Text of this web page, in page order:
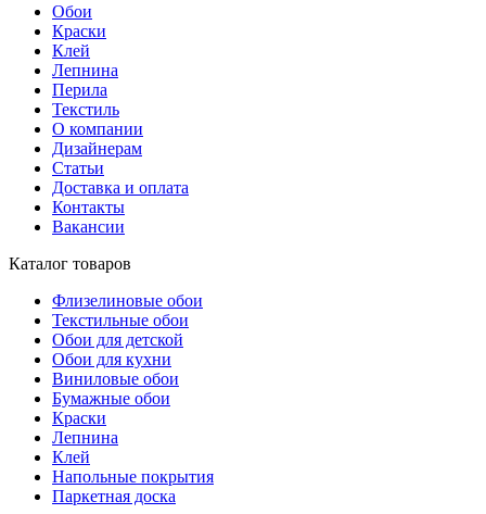
Обои
Краски
Клей
Лепнина
Перила
Текстиль
О компании
Дизайнерам
Статьи
Доставка и оплата
Контакты
Вакансии
Каталог товаров
Флизелиновые обои
Текстильные обои
Обои для детской
Обои для кухни
Виниловые обои
Бумажные обои
Краски
Лепнина
Клей
Напольные покрытия
Паркетная доска